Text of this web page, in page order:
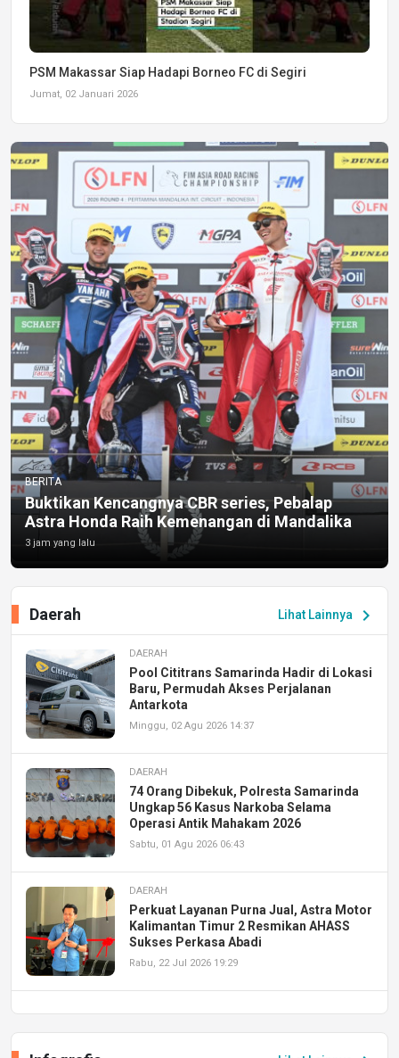
PSM Makassar Siap Hadapi Borneo FC di Segiri
Jumat, 02 Januari 2026
BERITA
Buktikan Kencangnya CBR series, Pebalap
Astra Honda Raih Kemenangan di Mandalika
3 jam yang lalu
Lihat Lainnya chevron_right
Daerah
DAERAH
Pool Cititrans Samarinda Hadir di Lokasi
Baru, Permudah Akses Perjalanan
Antarkota
Minggu, 02 Agu 2026 14:37
DAERAH
74 Orang Dibekuk, Polresta Samarinda
Ungkap 56 Kasus Narkoba Selama
Operasi Antik Mahakam 2026
Sabtu, 01 Agu 2026 06:43
DAERAH
Perkuat Layanan Purna Jual, Astra Motor
Kalimantan Timur 2 Resmikan AHASS
Sukses Perkasa Abadi
Rabu, 22 Jul 2026 19:29